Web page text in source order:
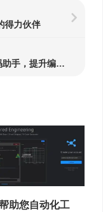
得力伙伴
Baidu Comate-百度AI智能编码助手，提升编程生产力
助您自动化工